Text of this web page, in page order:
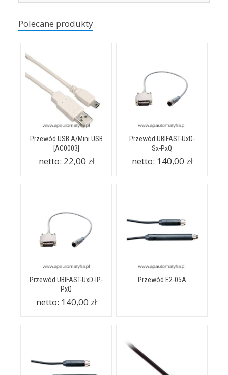
Polecane produkty
Przewód USB A/Mini USB
[AC0003]
netto: 22,00 zł
Przewód UBIFAST-UxD-
Sx-PxQ
netto: 140,00 zł
Przewód UBIFAST-UxD-IP-
PxQ
netto: 140,00 zł
Przewód E2-05A